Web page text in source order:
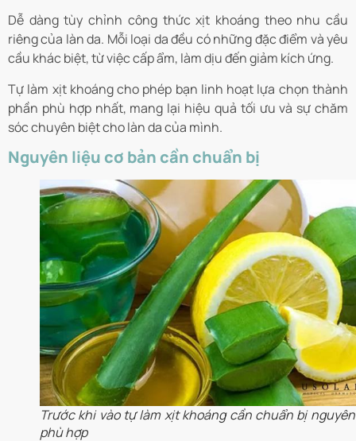
Dễ dàng tùy chỉnh công thức xịt khoáng theo nhu cầu
riêng của làn da. Mỗi loại da đều có những đặc điểm và yêu
cầu khác biệt, từ việc cấp ẩm, làm dịu đến giảm kích ứng.
Tự làm xịt khoáng cho phép bạn linh hoạt lựa chọn thành
phần phù hợp nhất, mang lại hiệu quả tối ưu và sự chăm
sóc chuyên biệt cho làn da của mình.
Nguyên liệu cơ bản cần chuẩn bị
Trước khi vào tự làm xịt khoáng cần chuẩn bị
phù hợp